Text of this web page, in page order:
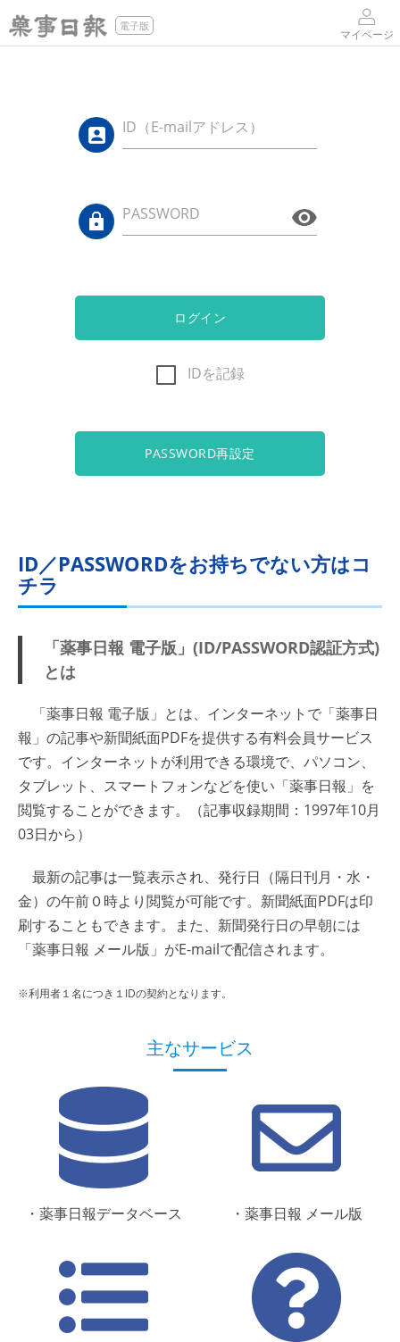
電子版
マイページ
ID（E-mailアドレス）
PASSWORD
ログイン
IDを記録
PASSWORD再設定
ID／PASSWORDをお持ちでない方はコ
チラ
「薬事日報 電子版」(ID/PASSWORD認証方式)
とは
「薬事日報 電子版」とは、インターネットで「薬事日
報」の記事や新聞紙面PDFを提供する有料会員サービス
です。インターネットが利用できる環境で、パソコン、
タブレット、スマートフォンなどを使い「薬事日報」を
閲覧することができます。（記事収録期間：1997年10月
03日から）
最新の記事は一覧表示され、発行日（隔日刊月・水・
金）の午前０時より閲覧が可能です。新聞紙面PDFは印
刷することもできます。また、新聞発行日の早朝には
「薬事日報 メール版」がE-mailで配信されます。
※利用者１名につき１IDの契約となります。
主なサービス
・薬事日報データベース ・薬事日報 メール版